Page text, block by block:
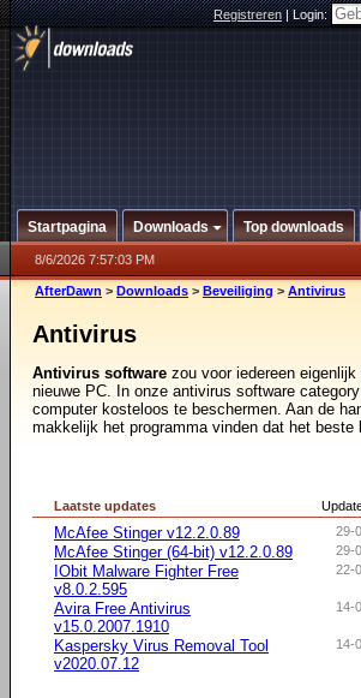
Registreren|Login:
Startpagina Downloads Top downloads
8/6/2026 7:57:03 PM
AfterDawn > Downloads > Beveiliging > Antivirus
Antivirus
Antivirus software zou voor iedereen
nieuwe PC. In onze antivirus software
computer kosteloos te beschermen. Aan de
makkelijk het programma vinden dat het beste
Laatste updates
29-
McAfee Stinger v12.2.0.89
29-
McAfee Stinger (64-bit) v12.2.0.89
22-
IObit Malware Fighter Free
v8.0.2.595
14-
Avira Free Antivirus
v15.0.2007.1910
14-
Kaspersky Virus Removal Tool
v2020.07.12